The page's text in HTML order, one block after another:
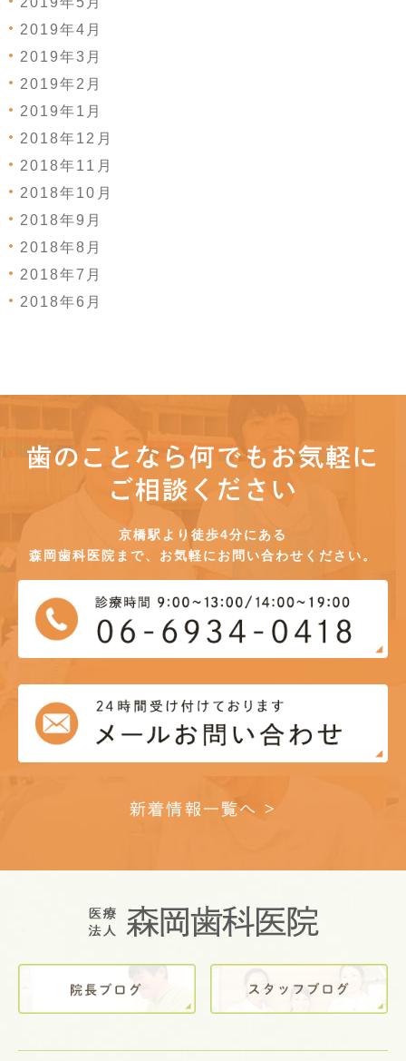
2019年4月
2019年3月
2019年2月
2019年1月
2018年12月
2018年11月
2018年10月
2018年9月
2018年8月
2018年7月
2018年6月
歯のことなら何でもお気軽に
ご相談ください
京橋駅より徒歩4分にある
森岡歯科医院まで、お気軽にお問い合わせください。
新着情報一覧へ >